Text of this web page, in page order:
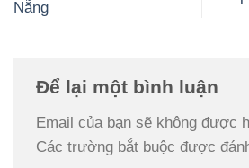
Nẵng
Để lại một bình luận
Email của bạn sẽ không được
Các trường bắt buộc được